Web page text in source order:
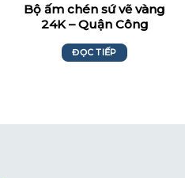
Bộ ấm chén sứ vẽ vàng
24K – Quận Công
ĐỌC TIẾP